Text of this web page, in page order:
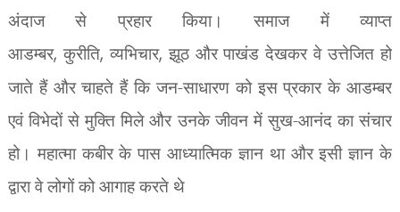
अंदाज से प्रहार किया। समाज में व्याप्त
आडम्बर, कुरीति, व्यभिचार, झूठ और पाखंड देखकर वे उत्तेजित हो
जाते हैं और चाहते हैं कि जन-साधारण को इस प्रकार के आडम्बर
एवं विभेदों से मुक्ति मिले और उनके जीवन में सुख-आनंद का संचार
हो। महात्मा कबीर के पास आध्यात्मिक ज्ञान था और इसी ज्ञान के
द्वारा वे लोगों को आगाह करते थे